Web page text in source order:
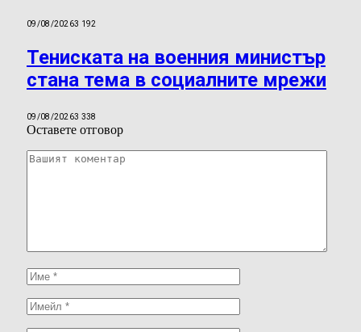
09/08/20263 192
Тениската на военния министър
стана тема в социалните мрежи
09/08/20263 338
Оставете отговор